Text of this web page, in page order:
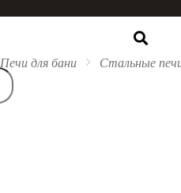
Печи для бани Стальные